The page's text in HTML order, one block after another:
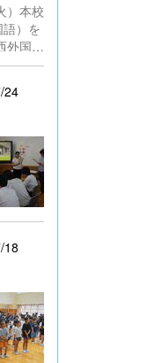
）本校
）を
外国語
元文
参加
込
修会
24
18